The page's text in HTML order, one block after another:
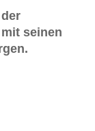
seinen